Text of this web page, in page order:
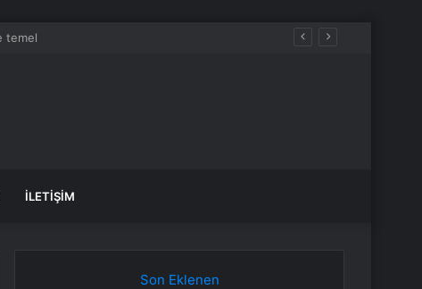
İLETIŞIM
Son Eklenen